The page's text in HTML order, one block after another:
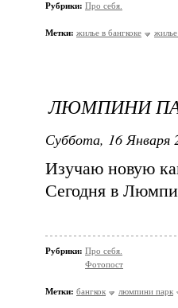
Рубрики: Про себя.
Метки: жилье в бангкоке жилье
ЛЮМПИНИ
Суббота, 16 Января
Изучаю новую
Сегодня в
Рубрики: Про себя.
Фотопост
Метки: бангкок люмпини парк